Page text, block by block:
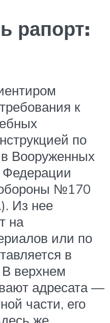
рапорт:
к
по
Вооруженных
№170
Из нее
на
или по
в
верхнем
адресата —
части, его